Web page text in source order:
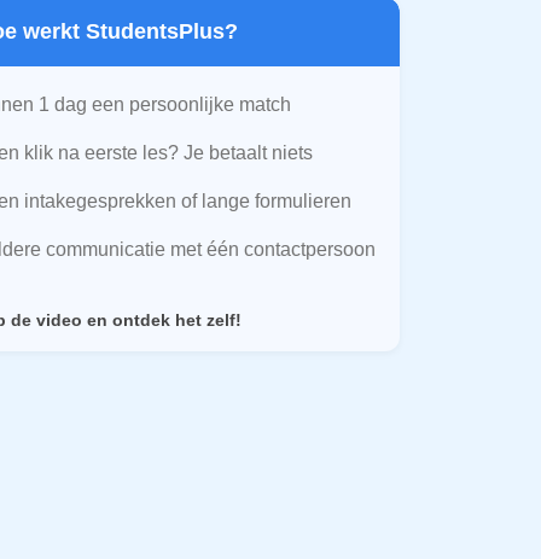
werkt StudentsPlus?
1 dag een persoonlijke match
klik na eerste les? Je betaalt niets
intakegesprekken of lange formulieren
communicatie met één contactpersoon
de video en ontdek het zelf!